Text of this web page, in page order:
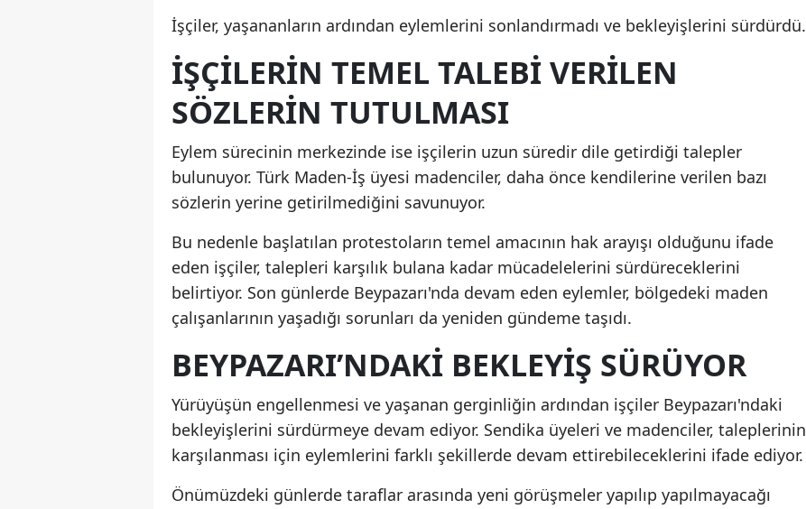
İşçiler, yaşananların ardından eylemlerini sonlandırmadı ve bekleyişlerini sürdürdü.
İŞÇILERIN TEMEL TALEBI VERILEN
SÖZLERIN TUTULMASI
Eylem sürecinin merkezinde ise işçilerin uzun süredir dile getirdiği talepler
bulunuyor. Türk Maden-İş üyesi madenciler, daha önce kendilerine verilen bazı
sözlerin yerine getirilmediğini savunuyor.
Bu nedenle başlatılan protestoların temel amacının hak arayışı olduğunu ifade
eden işçiler, talepleri karşılık bulana kadar mücadelelerini sürdüreceklerini
belirtiyor. Son günlerde Beypazarı'nda devam eden eylemler, bölgedeki maden
çalışanlarının yaşadığı sorunları da yeniden gündeme taşıdı.
BEYPAZARI’NDAKI BEKLEYIŞ SÜRÜYOR
Yürüyüşün engellenmesi ve yaşanan gerginliğin ardından işçiler Beypazarı'ndaki
bekleyişlerini sürdürmeye devam ediyor. Sendika üyeleri ve madenciler, taleplerinin
karşılanması için eylemlerini farklı şekillerde devam ettirebileceklerini ifade ediyor.
Önümüzdeki günlerde taraflar arasında yeni görüşmeler yapılıp yapılmayacağı